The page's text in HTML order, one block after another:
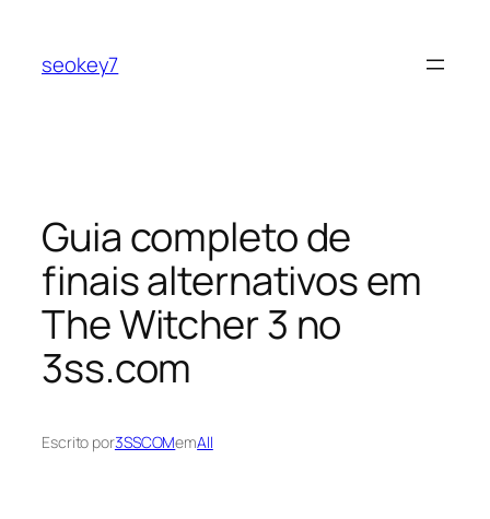
seokey7
Guia completo de
finais alternativos em
The Witcher 3 no
3ss.com
Escrito por3SSCOMemAll